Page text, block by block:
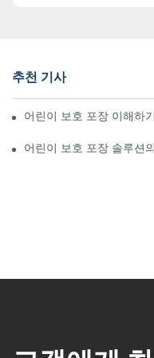
추천 기사
어린이 보호 포장 이해하
어린이 보호 포장 솔루션